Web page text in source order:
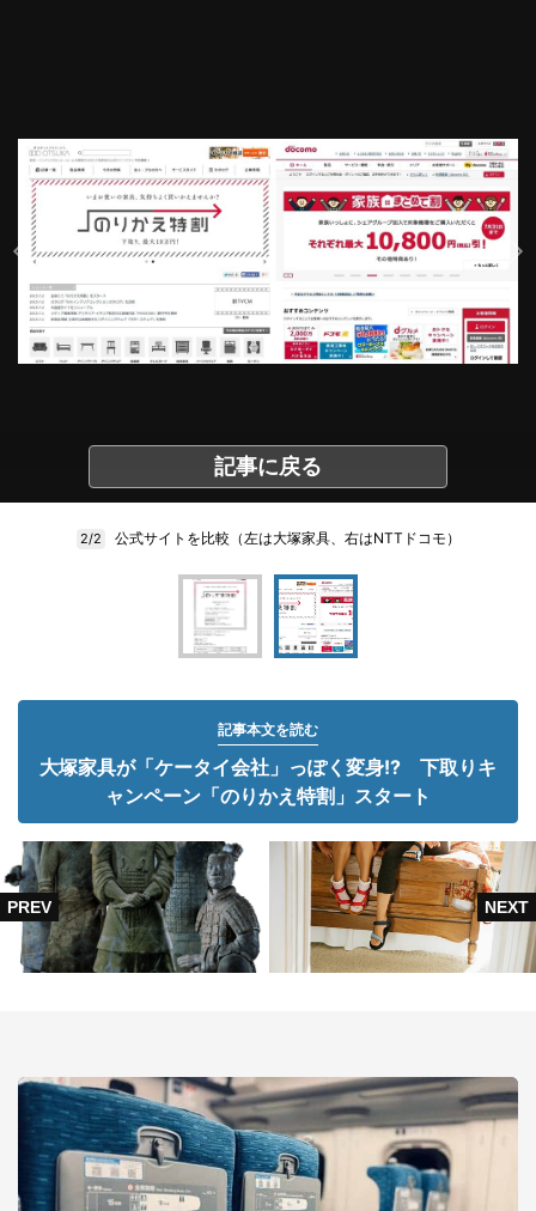
記事に戻る
2/2 公式サイトを比較（左は大塚家具、右はNTTドコモ）
記事本文を読む
大塚家具が「ケータイ会社」っぽく変身!? 下取りキ
ャンペーン「のりかえ特割」スタート